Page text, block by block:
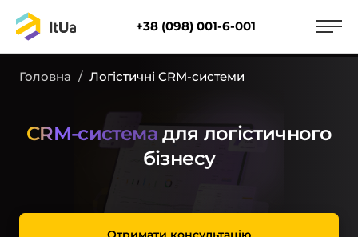
+38 (098) 001-6-001
Головна / Логістичні CRM-системи
CRM-системадля логістичного
бізнесу